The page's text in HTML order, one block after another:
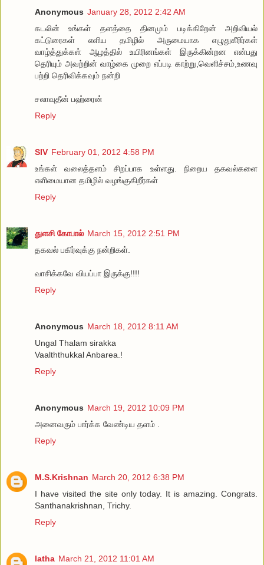
Anonymous January 28, 2012 2:42 AM
கடலின் உங்கள் தளத்தை தினமும் படிக்கிறேன் அறிவியல்
கட்டுரைகள் எளிய தமிழில் அருமையாக எழுதுகீரிர்கள்
வாழ்த்துக்கள் ஆழத்தில் உயிரினங்கள் இருக்கின்றன என்பது
தெரியும் அவற்றின் வாழ்கை முறை எப்படி காற்று,வெளிச்சம்,உணவு
பற்றி தெரிவிக்கவும் நன்றி
சலாவுதீன் பஹ்ரைன்
Reply
SIV February 01, 2012 4:58 PM
உங்கள் வலைத்தளம் சிறப்பாக உள்ளது. நிறைய தகவல்களை
எளிமையான தமிழில் வழங்குகிறீர்கள்
Reply
துளசி கோபால் March 15, 2012 2:51 PM
தகவல் பகிர்வுக்கு நன்றிகள்.
வாசிக்கவே வியப்பா இருக்கு!!!!
Reply
Anonymous March 18, 2012 8:11 AM
Ungal Thalam sirakka
Vaalththukkal Anbarea.!
Reply
Anonymous March 19, 2012 10:09 PM
அனைவரும் பார்க்க வேண்டிய தளம் .
Reply
M.S.Krishnan March 20, 2012 6:38 PM
I have visited the site only today. It is amazing. Congrats.
Santhanakrishnan, Trichy.
Reply
latha March 21, 2012 11:01 AM